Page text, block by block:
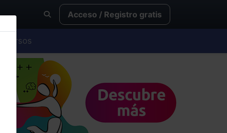
Acceso / Registro gratis
Cursos